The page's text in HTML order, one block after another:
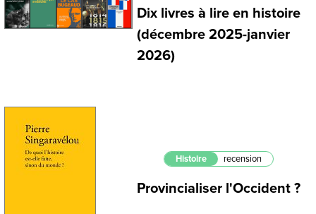
Dix livres à lire en histoire
(décembre 2025-janvier
2026)
Histoire recension
Provincialiser l'Occident ?